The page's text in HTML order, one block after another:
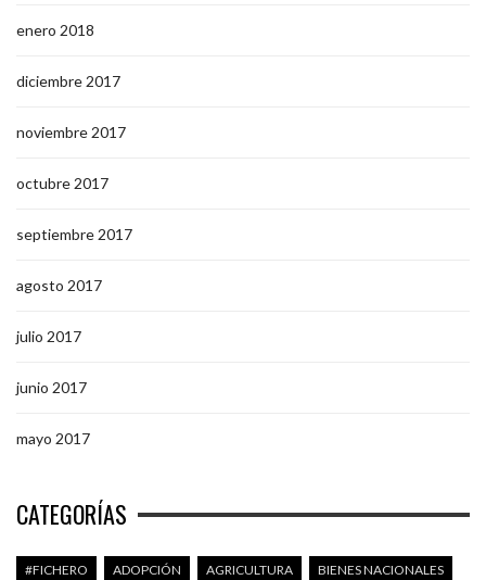
enero 2018
diciembre 2017
noviembre 2017
octubre 2017
septiembre 2017
agosto 2017
julio 2017
junio 2017
mayo 2017
CATEGORÍAS
#FICHERO ADOPCIÓN AGRICULTURA BIENES NACIONALES